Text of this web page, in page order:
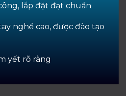
lắp đặt đạt chuẩn
nghề cao, được đào tạo
yết rõ ràng